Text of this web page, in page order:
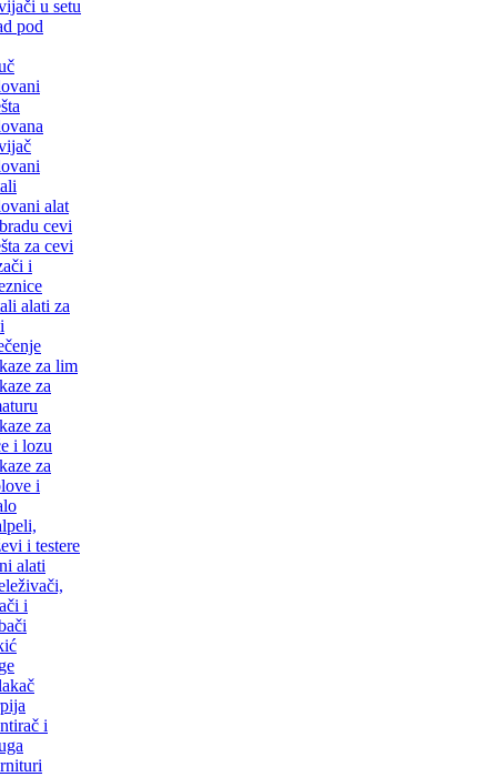
u setu
pod
alat
cevi
za cevi
i
alati za
za lim
za
za
i lozu
za
i
i testere
alati
i
i